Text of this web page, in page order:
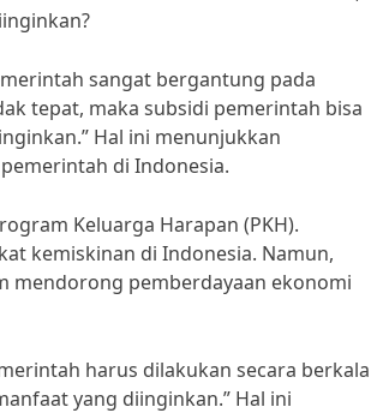
sangat bergantung pada
tepat, maka subsidi pemerintah bisa
Hal ini menunjukkan
di Indonesia.
Keluarga Harapan (PKH).
kemiskinan di Indonesia. Namun,
mendorong pemberdayaan ekonomi
harus dilakukan secara berkala
yang diinginkan.” Hal ini